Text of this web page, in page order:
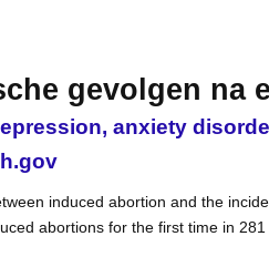
gevolgen na
anxiety
induced abortion and the
abortions for the first time in